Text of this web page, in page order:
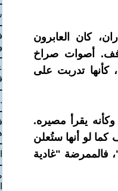
كان العابرون
أصوات صراخ
كأنها تدربت على
يقرأ مصيره.
لو أنها ستُعلن
فالممرضة "غادية
-
-
-
-
-
-
-